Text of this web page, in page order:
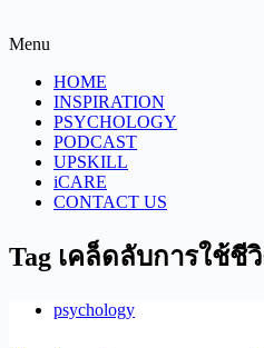
Menu
HOME
INSPIRATION
PSYCHOLOGY
PODCAST
UPSKILL
iCARE
CONTACT US
Tag เคล็ดลับการใช้ชี
psychology